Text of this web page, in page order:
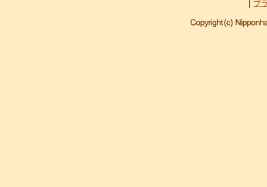
プ